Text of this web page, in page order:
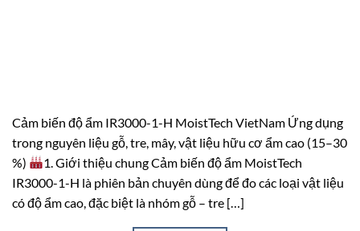
Cảm biến độ ẩm IR3000-1-H MoistTech VietNam Ứng dụng
trong nguyên liệu gỗ, tre, mây, vật liệu hữu cơ ẩm cao (15–30
%)
1. Giới thiệu chung Cảm biến độ ẩm MoistTech
IR3000-1-H là phiên bản chuyên dùng để đo các loại vật liệu
có độ ẩm cao, đặc biệt là nhóm gỗ – tre […]